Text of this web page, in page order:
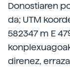
Donostiaren
da; UTM
582347 m E
direnez,